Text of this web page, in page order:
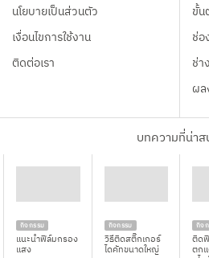
นโยบายเป็นส่วนตัว
เงื่อนไขการใช้งาน
ติดต่อเรา
ขั้น
ช่อ
ช่า
ผ
บทความที่น่าส
กิจกรรม
แนะนำฟิล์มกรอง
แสง
กิจกรรม
วิธีติดสติ๊กเกอร์
ไดคัทขนาดใหญ่
กิจ
ติด
ตก